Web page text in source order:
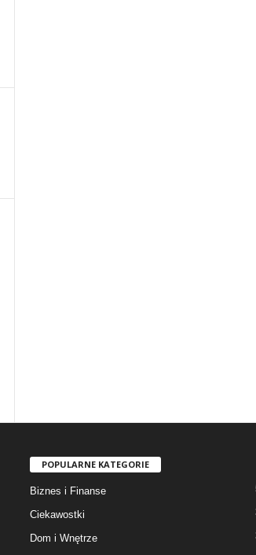
POPULARNE KATEGORIE
Biznes i Finanse
Ciekawostki
Dom i Wnętrze